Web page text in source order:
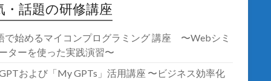
・話題の研修講座
で始めるマイコンプログラミング 講座 〜Webシミ
ターを使った実践演習〜
および「My GPTs」活用講座 〜ビジネス効率化